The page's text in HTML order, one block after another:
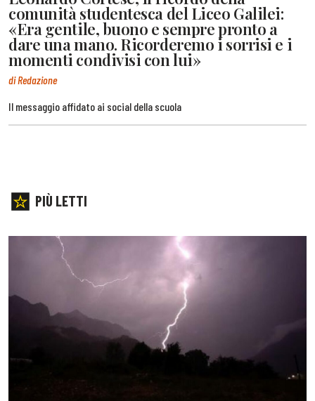
comunità studentesca del Liceo Galilei:
«Era gentile, buono e sempre pronto a
dare una mano. Ricorderemo i sorrisi e i
momenti condivisi con lui»
di Redazione
Il messaggio affidato ai social della scuola
PIÙ LETTI